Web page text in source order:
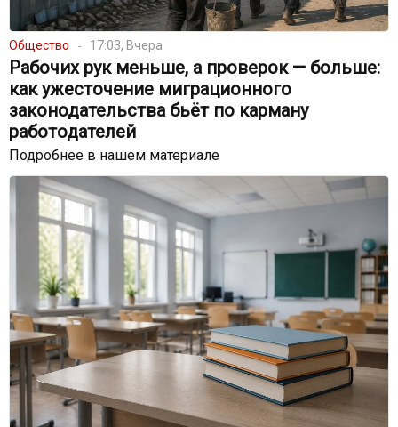
Общество 17:03, Вчера
Рабочих рук меньше, а проверок — больше:
как ужесточение миграционного
законодательства бьёт по карману
работодателей
Подробнее в нашем материале